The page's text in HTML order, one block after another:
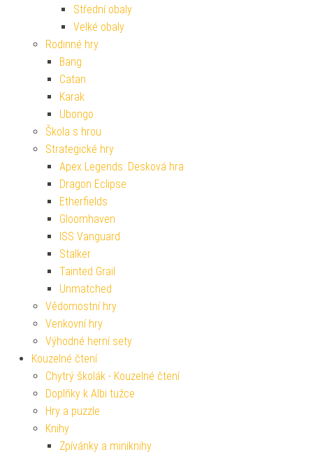
Střední obaly
Velké obaly
Rodinné hry
Bang
Catan
Karak
Ubongo
Škola s hrou
Strategické hry
Apex Legends: Desková hra
Dragon Eclipse
Etherfields
Gloomhaven
ISS Vanguard
Stalker
Tainted Grail
Unmatched
Vědomostní hry
Venkovní hry
Výhodné herní sety
Kouzelné čtení
Chytrý školák - Kouzelné čtení
Doplňky k Albi tužce
Hry a puzzle
Knihy
Zpívánky a miniknihy